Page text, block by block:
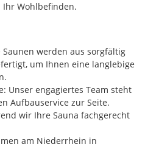
Wohlbefinden.
werden aus sorgfältig
um Ihnen eine langlebige
Unser engagiertes Team steht
Aufbauservice zur Seite.
wir Ihre Sauna fachgerecht
am Niederrhein in